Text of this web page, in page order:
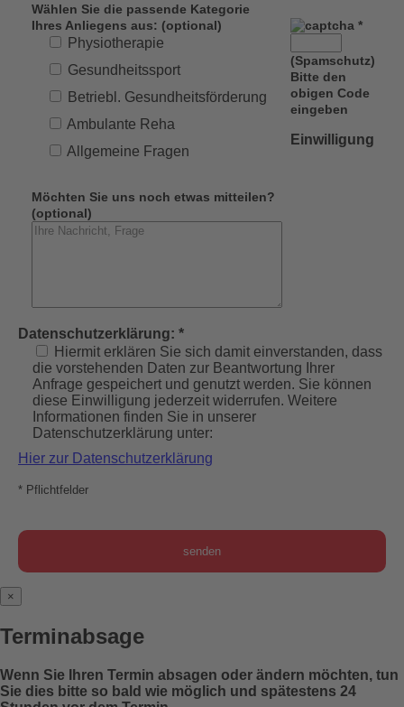
Wählen Sie die passende Kategorie
Ihres Anliegens aus: (optional)
Physiotherapie
Gesundheitssport
Betriebl. Gesundheitsförderung
Ambulante Reha
Allgemeine Fragen
Möchten Sie uns noch etwas mitteilen?
(optional)
*
(Spamschutz)
Bitte den
obigen Code
eingeben
Einwilligung
Datenschutzerklärung: *
Hiermit erklären Sie sich damit einverstanden, dass
die vorstehenden Daten zur Beantwortung Ihrer
Anfrage gespeichert und genutzt werden. Sie können
diese Einwilligung jederzeit widerrufen. Weitere
Informationen finden Sie in unserer
Datenschutzerklärung unter:
Hier zur Datenschutzerklärung
* Pflichtfelder
×
Terminabsage
Wenn Sie Ihren Termin absagen oder ändern möchten, tun
Sie dies bitte so bald wie möglich und spätestens 24